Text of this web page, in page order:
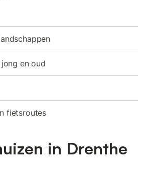
en oud
fietsroutes
in Drenthe